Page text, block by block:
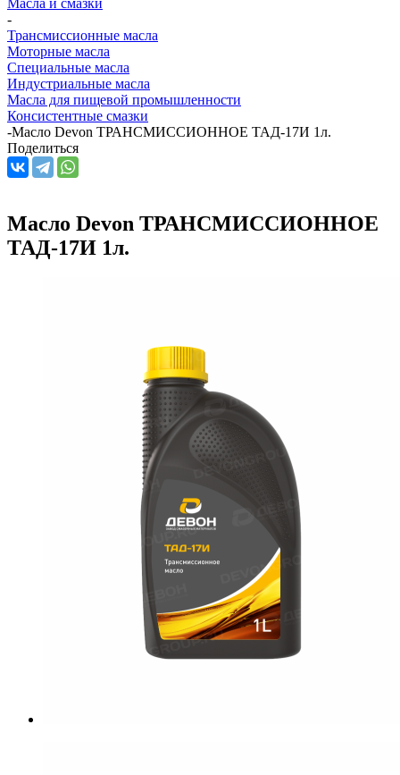
-
Трансмиссионные масла
Моторные масла
Специальные масла
Индустриальные масла
Масла для пищевой промышленности
Консистентные смазки
-Масло Devon ТРАНСМИССИОННОЕ ТАД-17И 1л.
Поделиться
Масло Devon ТРАНСМИССИОННОЕ
ТАД-17И 1л.